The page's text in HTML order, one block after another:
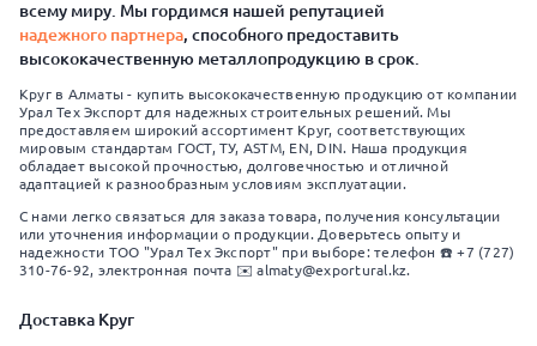
всему миру. Мы гордимся нашей репутацией
надежного партнера, способного предоставить
высококачественную металлопродукцию в срок.
Круг в Алматы - купить высококачественную продукцию от компании
Урал Тех Экспорт для надежных строительных решений. Мы
предоставляем широкий ассортимент Круг, соответствующих
мировым стандартам ГОСТ, ТУ, ASTM, EN, DIN. Наша продукция
обладает высокой прочностью, долговечностью и отличной
адаптацией к разнообразным условиям эксплуатации.
С нами легко связаться для заказа товара, получения консультации
или уточнения информации о продукции. Доверьтесь опыту и
надежности ТОО "Урал Тех Экспорт" при выборе: телефон ☎️ +7 (727)
310-76-92, электронная почта ✉️ almaty@exportural.kz.
Доставка Круг